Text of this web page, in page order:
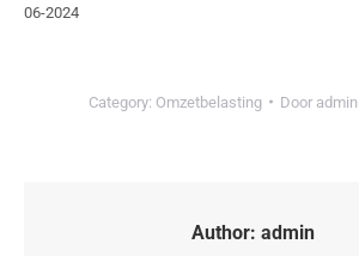
06-2024
Category: Omzetbelasting Door admin
Author: admin